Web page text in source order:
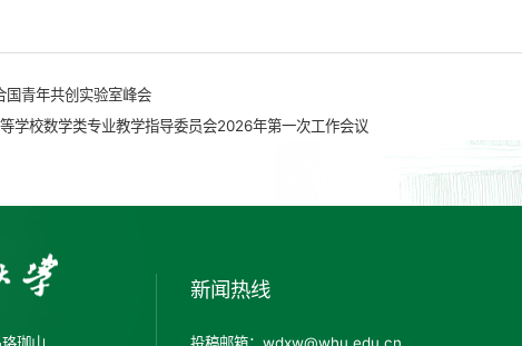
青年共创实验室峰会
学校数学类专业教学指导委员会2026年第一次工作会议
珈山
新闻热线
投稿邮箱：wdxw@whu.edu.cn